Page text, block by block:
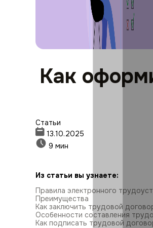
Как
Статьи
13.10.2025
9 мин
Из статьи вы узнаете:
Правила электронного
Преимущества
Как заключить трудовой
Особенности составления
Как подписать трудовой